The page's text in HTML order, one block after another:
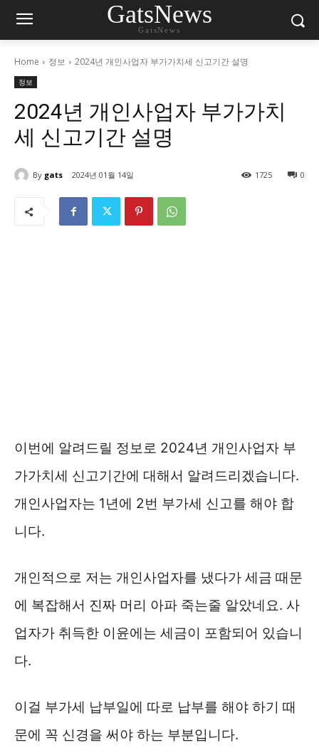
GatsNews
GatsNews
Home 정보 2024년 개인사업자 부가가치세 신고기간 설명
정보
2024년 개인사업자 부가가치
세 신고기간 설명
By gats 2024년 01월 14일 0
1725
이번에 알려드릴 정보로 2024년 개인사업자 부
가가치세 신고기간에 대해서 알려드리겠습니다.
개인사업자는 1년에 2번 부가세 신고를 해야 합
니다.
개인적으로 저는 개인사업자를 냈다가 세금 때문
에 복잡해서 진짜 머리 아파 죽는줄 알았네요. 사
업자가 취득한 이윤에는 세금이 포함되어 있습니
다.
이걸 부가세 납부일에 따로 납부를 해야 하기 때
문에 꼭 신경을 써야 하는 부분입니다.